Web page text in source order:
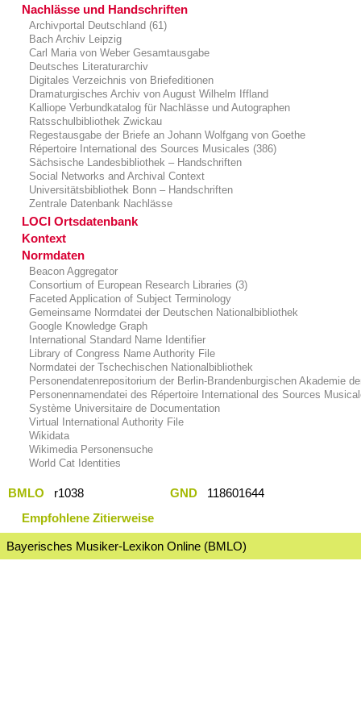
Nachlässe und Handschriften
Archivportal Deutschland (61)
Bach Archiv Leipzig
Carl Maria von Weber Gesamtausgabe
Deutsches Literaturarchiv
Digitales Verzeichnis von Briefeditionen
Dramaturgisches Archiv von August Wilhelm Iffland
Kalliope Verbundkatalog für Nachlässe und Autographen
Ratsschulbibliothek Zwickau
Regestausgabe der Briefe an Johann Wolfgang von Goethe
Répertoire International des Sources Musicales (386)
Sächsische Landesbibliothek – Handschriften
Social Networks and Archival Context
Universitätsbibliothek Bonn – Handschriften
Zentrale Datenbank Nachlässe
LOCI Ortsdatenbank
Kontext
Normdaten
Beacon Aggregator
Consortium of European Research Libraries (3)
Faceted Application of Subject Terminology
Gemeinsame Normdatei der Deutschen Nationalbibliothek
Google Knowledge Graph
International Standard Name Identifier
Library of Congress Name Authority File
Normdatei der Tschechischen Nationalbibliothek
Personendatenrepositorium der Berlin-Brandenburgischen Akademie
Personennamendatei des Répertoire International des Sources
Système Universitaire de Documentation
Virtual International Authority File
Wikidata
Wikimedia Personensuche
World Cat Identities
BMLO r1038 GND
118601644
Empfohlene Zitierweise
Bayerisches Musiker-Lexikon Online (BMLO)